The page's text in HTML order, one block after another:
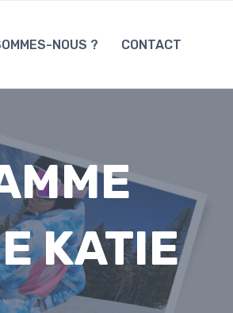
NOUS ? CONTACT
KATIE